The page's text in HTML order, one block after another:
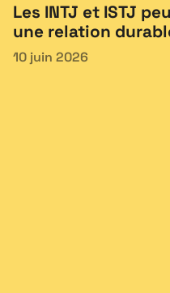
Les INTJ et ISTJ
une relation
10 juin 2026